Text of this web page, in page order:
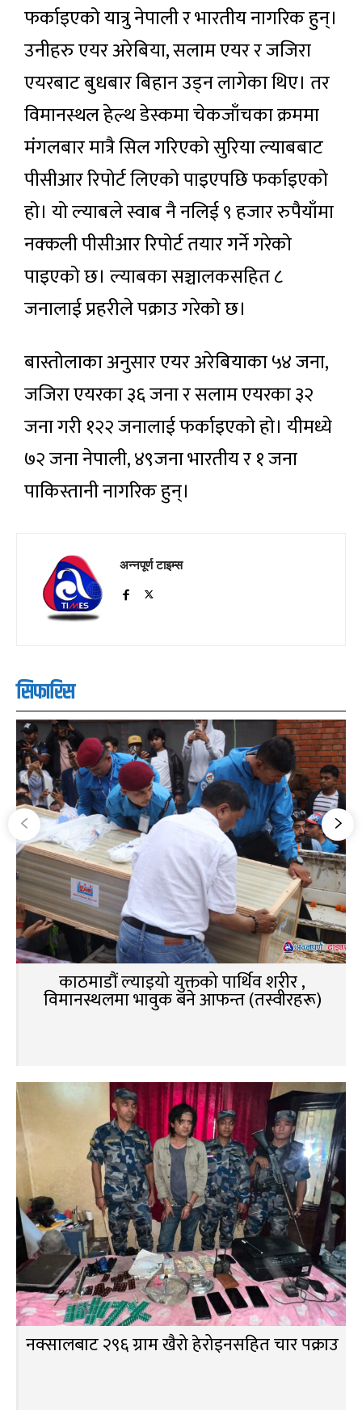
फर्काइएको यात्रु नेपाली र भारतीय नागरिक हुन्।
उनीहरु एयर अरेबिया, सलाम एयर र जजिरा
एयरबाट बुधबार बिहान उड्न लागेका थिए। तर
विमानस्थल हेल्थ डेस्कमा चेकजाँचका क्रममा
मंगलबार मात्रै सिल गरिएको सुरिया ल्याबबाट
पीसीआर रिपोर्ट लिएको पाइएपछि फर्काइएको
हो। यो ल्याबले स्वाब नै नलिई ९ हजार रुपैयाँमा
नक्कली पीसीआर रिपोर्ट तयार गर्ने गरेको
पाइएको छ। ल्याबका सञ्चालकसहित ८
जनालाई प्रहरीले पक्राउ गरेको छ।
बास्तोलाका अनुसार एयर अरेबियाका ५४ जना,
जजिरा एयरका ३६ जना र सलाम एयरका ३२
जना गरी १२२ जनालाई फर्काइएको हो। यीमध्ये
७२ जना नेपाली, ४९जना भारतीय र १ जना
पाकिस्तानी नागरिक हुन्।
अन्नपूर्ण टाइम्स
सिफारिस
काठमाडौं ल्याइयो युक्तको पार्थिव शरीर ,
विमानस्थलमा भावुक बने आफन्त (तस्वीरहरू)
नक्सालबाट २९६ ग्राम खैरो हेरोइनसहित चार पक्राउ